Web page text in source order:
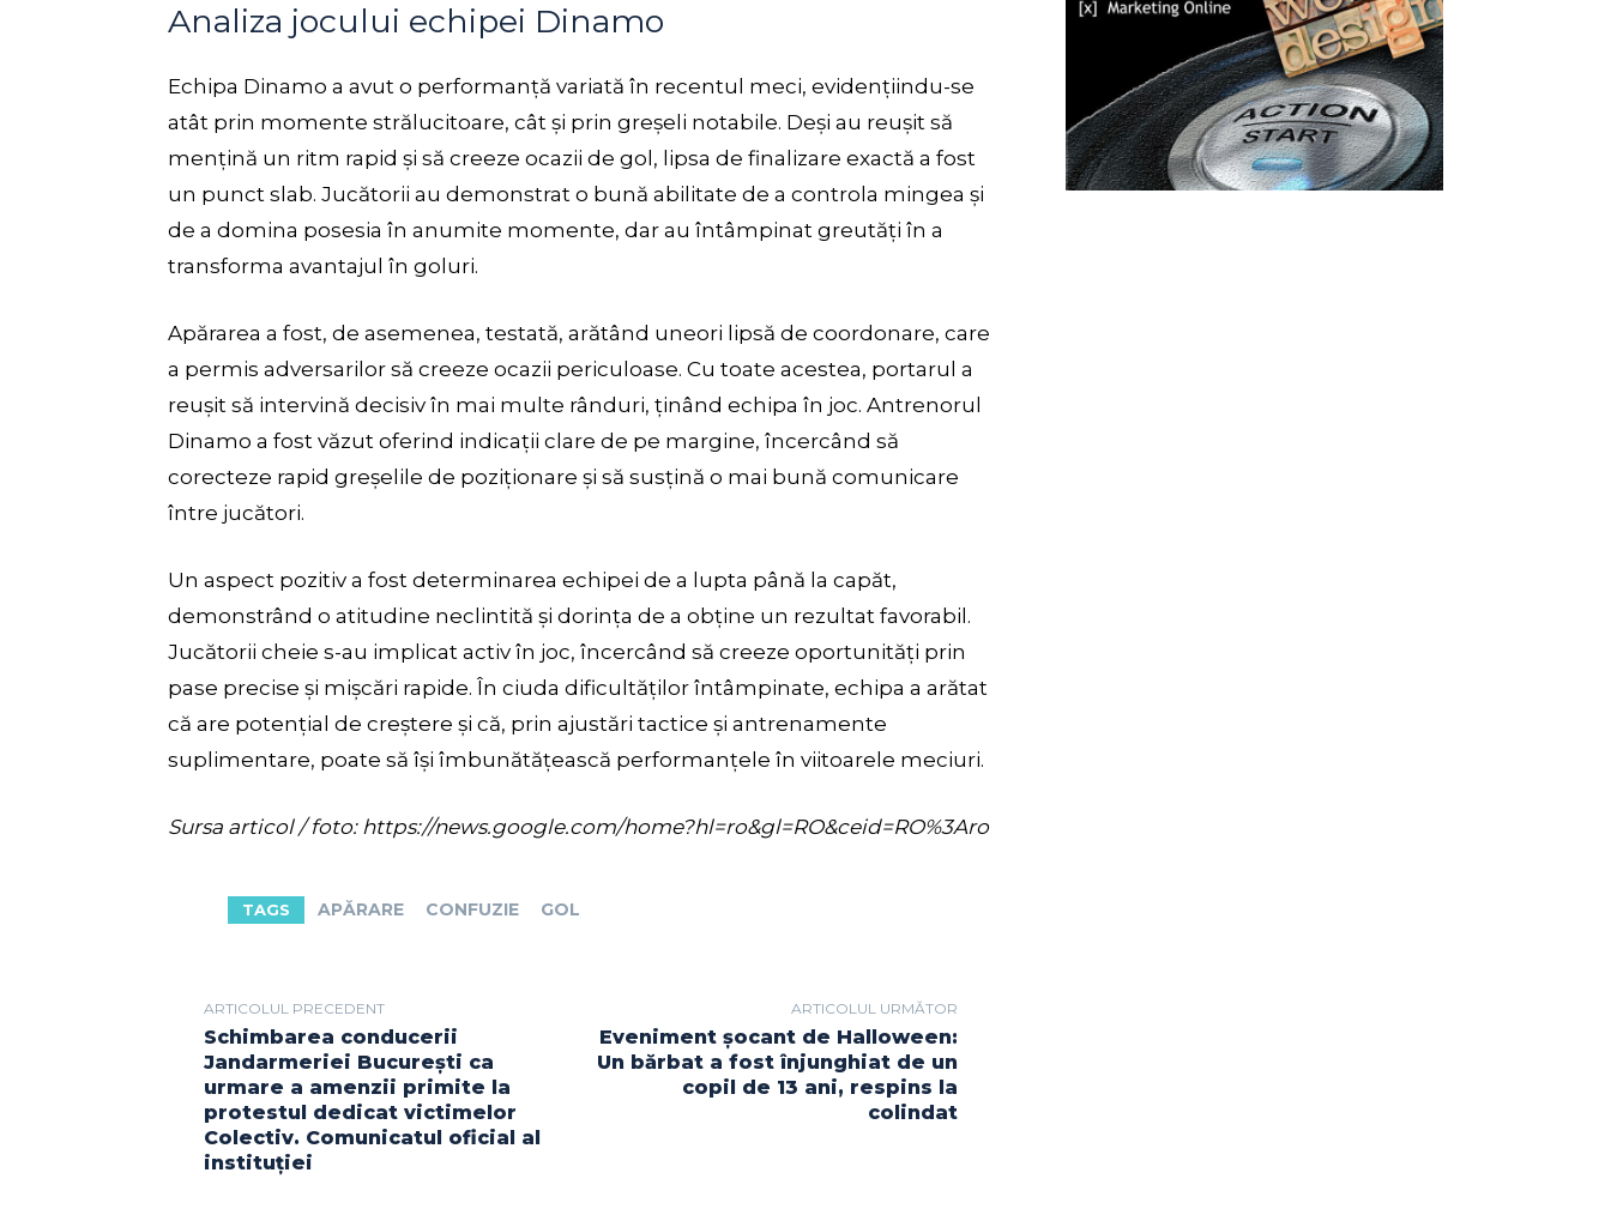
Analiza jocului echipei Dinamo
Echipa Dinamo a avut o performanță variată în recentul meci, evidențiindu-se
atât prin momente strălucitoare, cât și prin greșeli notabile. Deși au reușit să
mențină un ritm rapid și să creeze ocazii de gol, lipsa de finalizare exactă a fost
un punct slab. Jucătorii au demonstrat o bună abilitate de a controla mingea și
de a domina posesia în anumite momente, dar au întâmpinat greutăți în a
transforma avantajul în goluri.
Apărarea a fost, de asemenea, testată, arătând uneori lipsă de coordonare, care
a permis adversarilor să creeze ocazii periculoase. Cu toate acestea, portarul a
reușit să intervină decisiv în mai multe rânduri, ținând echipa în joc. Antrenorul
Dinamo a fost văzut oferind indicații clare de pe margine, încercând să
corecteze rapid greșelile de poziționare și să susțină o mai bună comunicare
între jucători.
Un aspect pozitiv a fost determinarea echipei de a lupta până la capăt,
demonstrând o atitudine neclintită și dorința de a obține un rezultat favorabil.
Jucătorii cheie s-au implicat activ în joc, încercând să creeze oportunități prin
pase precise și mișcări rapide. În ciuda dificultăților întâmpinate, echipa a arătat
că are potențial de creștere și că, prin ajustări tactice și antrenamente
suplimentare, poate să își îmbunătățească performanțele în viitoarele meciuri.
Sursa articol / foto: https://news.google.com/home?hl=ro&gl=RO&ceid=RO%3Aro
TAGS APĂRARE CONFUZIE GOL
ARTICOLUL PRECEDENT
Schimbarea conducerii
Jandarmeriei București ca
urmare a amenzii primite la
protestul dedicat victimelor
Colectiv. Comunicatul oficial al
instituției
ARTICOLUL URMĂTOR
Eveniment șocant de Halloween:
Un bărbat a fost înjunghiat de un
copil de 13 ani, respins la
colindat